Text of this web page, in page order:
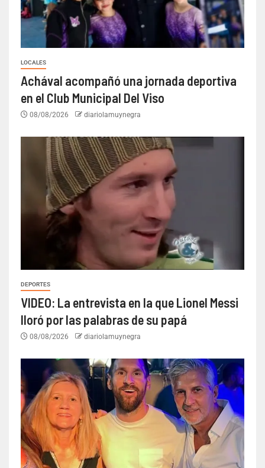
LOCALES
Achával acompañó una jornada deportiva
en el Club Municipal Del Viso
08/08/2026 diariolamuynegra
DEPORTES
VIDEO: La entrevista en la que Lionel Messi
lloró por las palabras de su papá
08/08/2026 diariolamuynegra